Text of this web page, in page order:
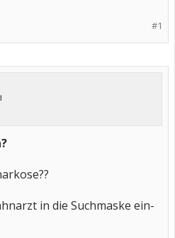
#1
in die Suchmaske ein-